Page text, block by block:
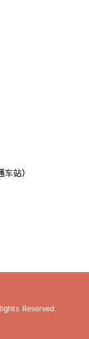
站）
Reserved.